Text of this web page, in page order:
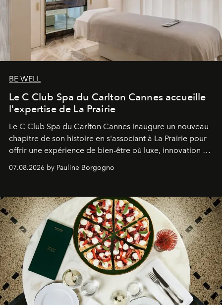
BE WELL
Le C Club Spa du Carlton Cannes accueille
l'expertise de La Prairie
Le C Club Spa du Carlton Cannes inaugure un nouveau
chapitre de son histoire en s'associant à La Prairie pour
offrir une expérience de bien-être où luxe, innovation et
expertise se rencontrent.
07.08.2026 by Pauline Borgogno